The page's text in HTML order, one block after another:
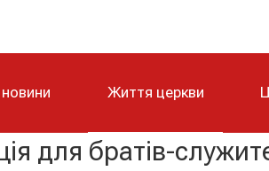
новини Життя церкви
для братів-